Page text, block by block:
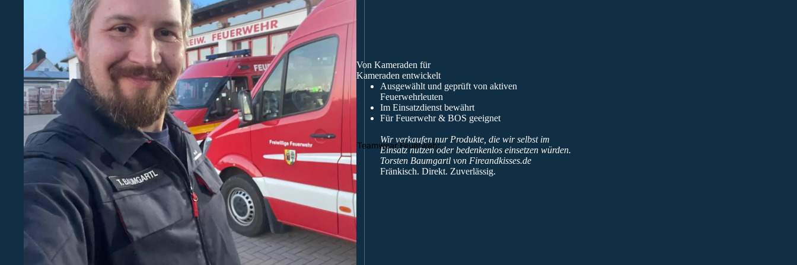
Teamwear Feuerwehr
Von Kameraden für
Kameraden entwickelt
Ausgewählt und geprüft von aktiven
Feuerwehrleuten
Im Einsatzdienst bewährt
Für Feuerwehr & BOS geeignet
Wir verkaufen nur Produkte, die wir selbst im
Einsatz nutzen oder bedenkenlos einsetzen würden.
Torsten Baumgartl von Fireandkisses.de
Fränkisch. Direkt. Zuverlässig.